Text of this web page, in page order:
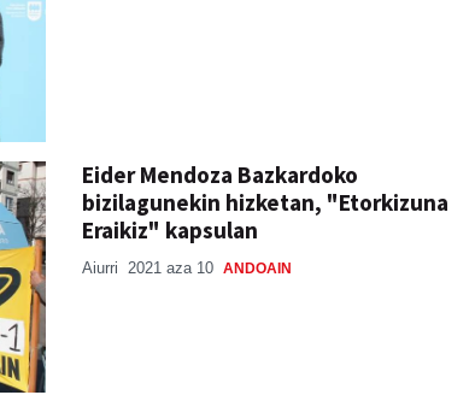
Eider Mendoza Bazkardoko
bizilagunekin hizketan, "Etorkizuna
Eraikiz" kapsulan
Aiurri 2021 aza 10 ANDOAIN